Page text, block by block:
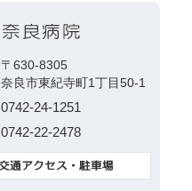
〒630-8305
奈良市東紀寺町1丁目50-1
0742-24-1251
0742-22-2478